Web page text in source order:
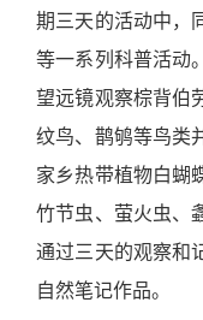
期三天的活动中，
等一系列科普活动
望远镜观察棕背伯
纹鸟、鹊鸲等鸟类
家乡热带植物白蝴
竹节虫、萤火虫、
通过三天的观察和
自然笔记作品。